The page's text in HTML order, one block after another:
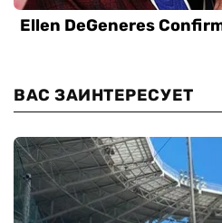
ВАС ЗАИНТЕРЕСУЕТ